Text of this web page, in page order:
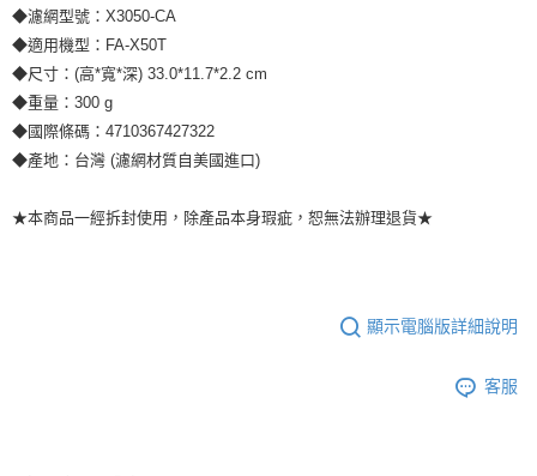
◆濾網型號：X3050-CA
◆適用機型：FA-X50T
◆尺寸：(高*寬*深) 33.0*11.7*2.2 cm
◆重量：300 g
◆國際條碼：4710367427322
◆產地：台灣 (濾網材質自美國進口)
★本商品一經拆封使用，除產品本身瑕疵，恕無法辦理退貨★
顯示電腦版詳細說明
客服